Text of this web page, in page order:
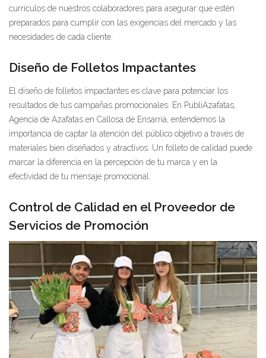
currículos de nuestros colaboradores para asegurar que estén
preparados para cumplir con las exigencias del mercado y las
necesidades de cada cliente.
Diseño de Folletos Impactantes
El diseño de folletos impactantes es clave para potenciar los
resultados de tus campañas promocionales. En PubliAzafatas,
Agencia de Azafatas en Callosa de Ensarriá, entendemos la
importancia de captar la atención del público objetivo a través de
materiales bien diseñados y atractivos. Un folleto de calidad puede
marcar la diferencia en la percepción de tu marca y en la
efectividad de tu mensaje promocional.
Control de Calidad en el Proveedor de
Servicios de Promoción